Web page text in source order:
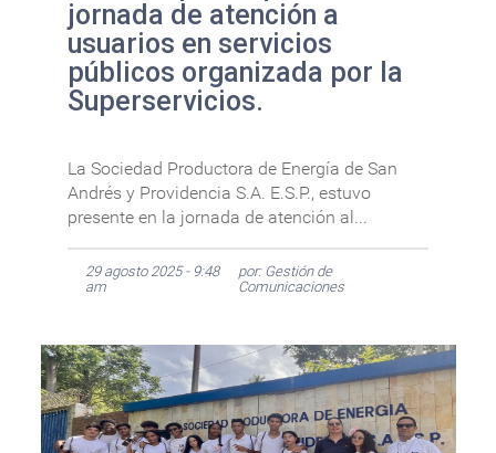
jornada de atención a
usuarios en servicios
públicos organizada por la
Superservicios.
La Sociedad Productora de Energía de San
Andrés y Providencia S.A. E.S.P., estuvo
presente en la jornada de atención al...
29 agosto 2025 - 9:48
am
por: Gestión de
Comunicaciones